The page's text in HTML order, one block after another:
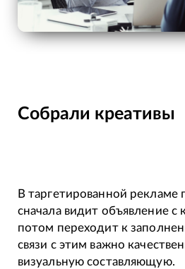
Собрали креативы
В таргетированной рекламе
сначала видит объявление с
потом переходит к
связи с этим важно
визуальную составляющую.